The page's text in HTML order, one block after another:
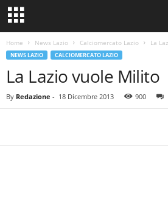
Home News Lazio Calciomercato Lazio La
NEWS LAZIO CALCIOMERCATO LAZIO
La Lazio vuole Milito
By Redazione - 18 Dicembre 2013 900